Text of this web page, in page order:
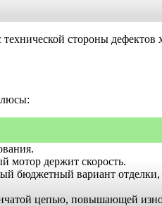
стороны
мотор держит скорость.
бюджетный вариант
цепью, повышающей